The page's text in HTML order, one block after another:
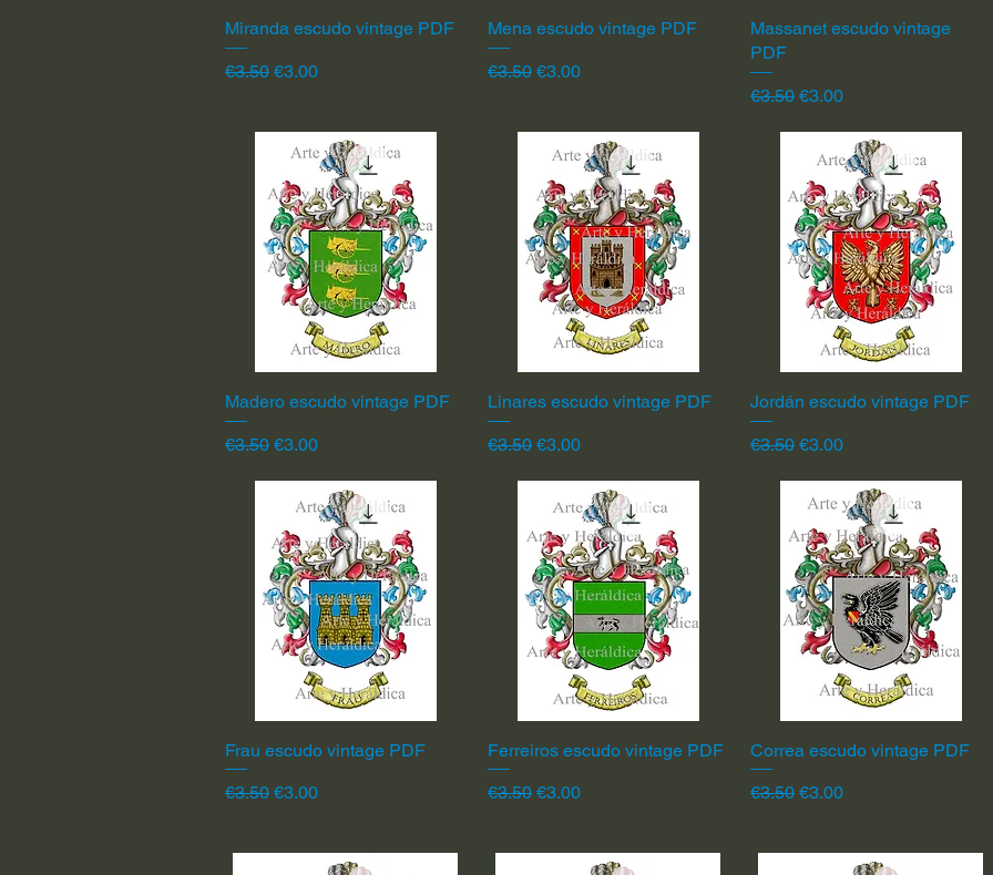
Quick View
Miranda escudo vintage PDF
Regular Price
€3.50 Sale Price
€3.00
Quick View
Mena escudo vintage PDF
Regular Price
€3.50 Sale Price
€3.00
Quick View
Massanet escudo vintage
PDF
Regular Price
€3.50 Sale Price
€3.00
Quick View
Madero escudo vintage PDF
Regular Price
€3.50 Sale Price
€3.00
Quick View
Linares escudo vintage PDF
Regular Price
€3.50 Sale Price
€3.00
Quick View
Jordán escudo vintage PDF
Regular Price
€3.50 Sale Price
€3.00
Quick View
Frau escudo vintage PDF
Regular Price
€3.50 Sale Price
€3.00
Quick View
Ferreiros escudo vintage PDF
Regular Price
€3.50 Sale Price
€3.00
Quick View
Correa escudo vintage PDF
Regular Price
€3.50 Sale Price
€3.00